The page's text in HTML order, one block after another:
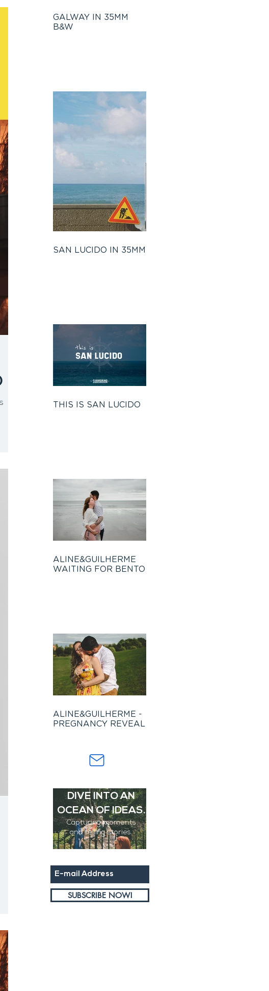
GALWAY IN 35MM
B&W
SAN LUCIDO IN 35MM
THIS IS SAN LUCIDO
ALINE&GUILHERME
WAITING FOR BENTO
ALINE&GUILHERME -
PREGNANCY REVEAL
DUBLIN PRIDE
PARADE
DIVE INTO AN
OCEAN OF IDEAS.
Capturing moments
andtelling stories.
SUBSCRIBE NOW!